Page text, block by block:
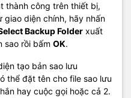
thành công trên thiết bị,
giao diện chính, hãy nhấn
Backup Folder xuất
sao rồi bấm OK.
tạo bản sao lưu
thể đặt tên cho file sao lưu
hay cuộc gọi hoặc cả 2.